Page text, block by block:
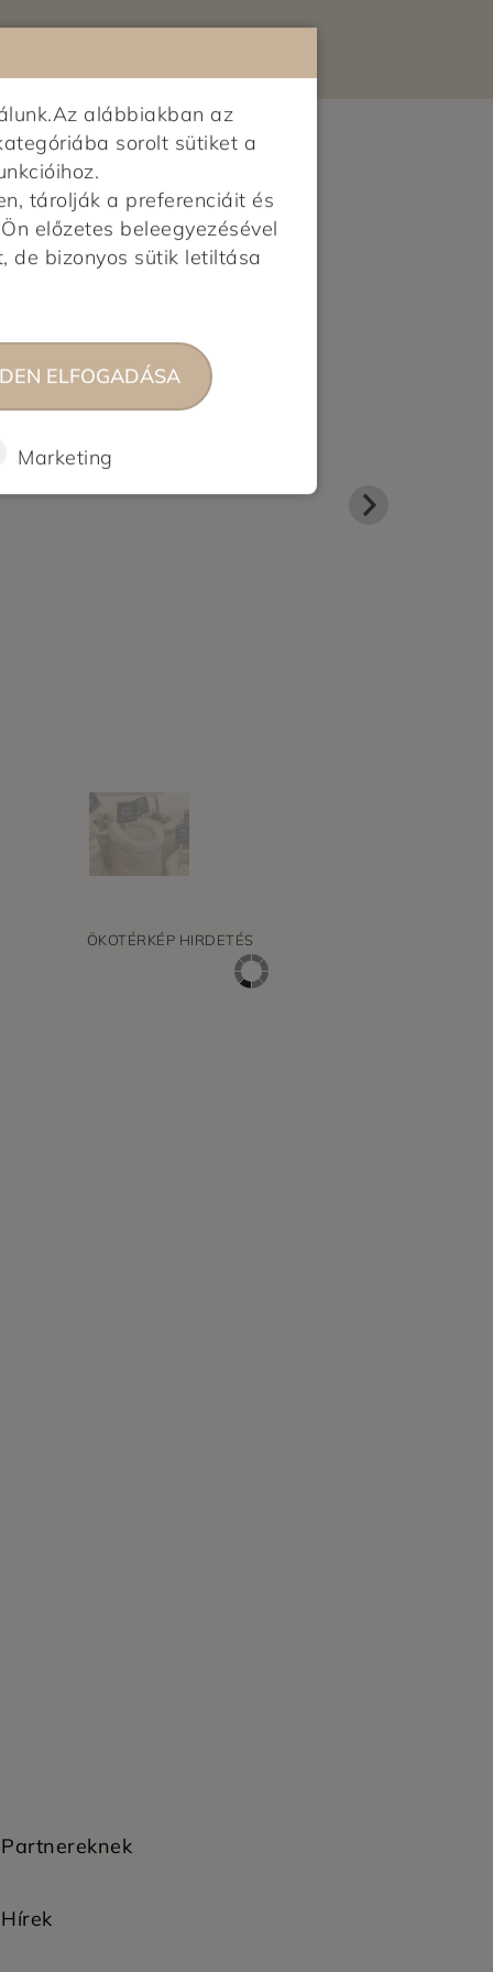
ÖKOTÉRKÉP HIRDETÉS
Partnereknek
Hírek
alábbiakban az
sorolt sütiket a
tárolják a preferenciáit és
előzetes beleegyezésével
de bizonyos sütik letiltása
ELFOGADÁSA
Marketing